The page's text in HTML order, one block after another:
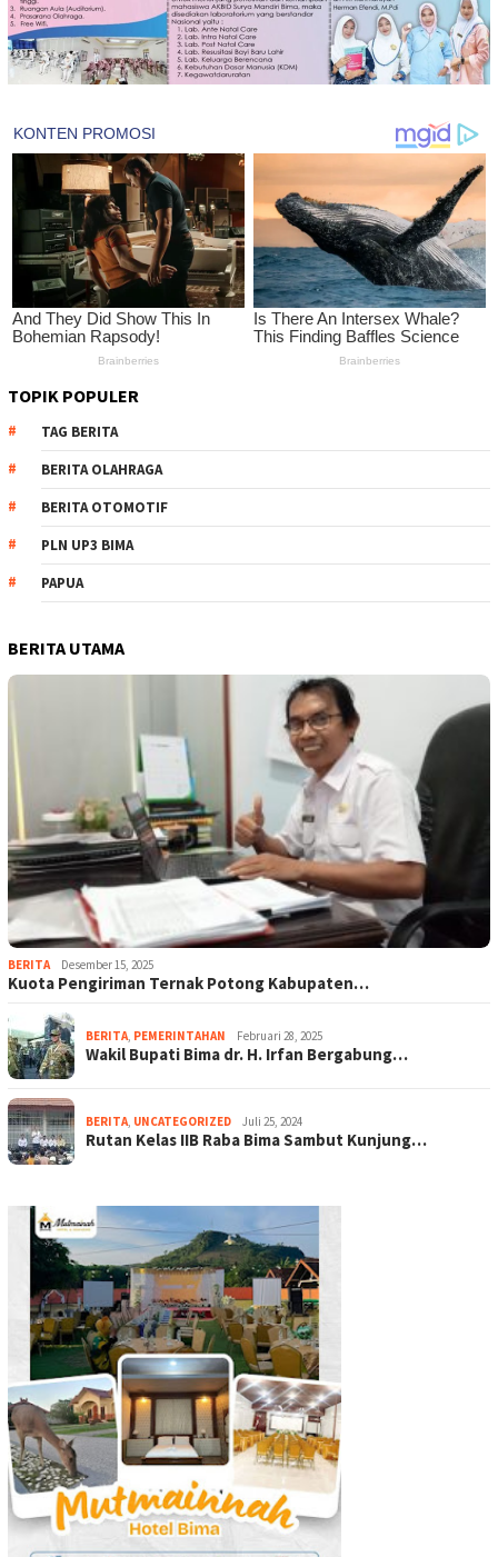
TOPIK POPULER
TAG BERITA
BERITA OLAHRAGA
BERITA OTOMOTIF
PLN UP3 BIMA
PAPUA
BERITA UTAMA
BERITA Desember 15, 2025
Kuota Pengiriman Ternak Potong Kabupaten…
BERITA, PEMERINTAHAN Februari 28, 2025
Wakil Bupati Bima dr. H. Irfan Bergabung…
BERITA, UNCATEGORIZED Juli 25, 2024
Rutan Kelas IIB Raba Bima Sambut Kunjung…